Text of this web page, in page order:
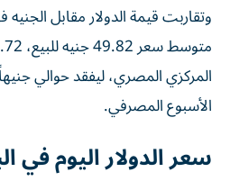
وتقاربت قيمة الدولار مقابل
المركزي المصري، ليفقد حوالي
الأسبوع المصرفي.
سعر الدولار اليوم في